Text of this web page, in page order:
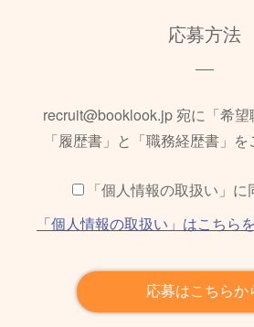
応募方法
recruit@booklook.jp 宛に「希望
「履歴書」と「職務経歴書」を
「個人情報の取扱い」に
「個人情報の取扱い」はこちら
応募はこちらか